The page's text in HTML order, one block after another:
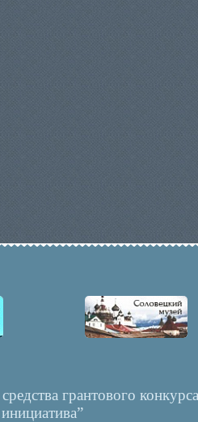
грантового конкурса